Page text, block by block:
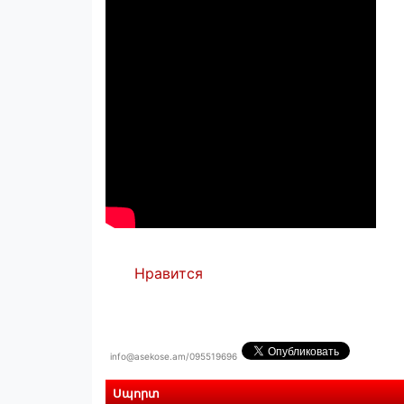
Нравится
info@asekose.am/095519696
Սպորտ